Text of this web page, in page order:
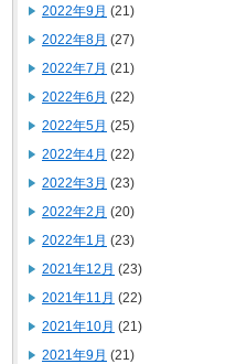
2022年9月 (21)
2022年8月 (27)
2022年7月 (21)
2022年6月 (22)
2022年5月 (25)
2022年4月 (22)
2022年3月 (23)
2022年2月 (20)
2022年1月 (23)
2021年12月 (23)
2021年11月 (22)
2021年10月 (21)
2021年9月 (21)